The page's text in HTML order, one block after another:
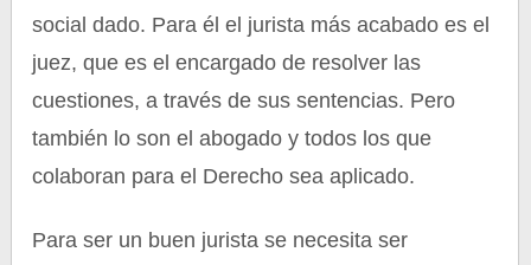
social dado. Para él el jurista más acabado es el
juez, que es el encargado de resolver las
cuestiones, a través de sus sentencias. Pero
también lo son el abogado y todos los que
colaboran para el Derecho sea aplicado.
Para ser un buen jurista se necesita ser